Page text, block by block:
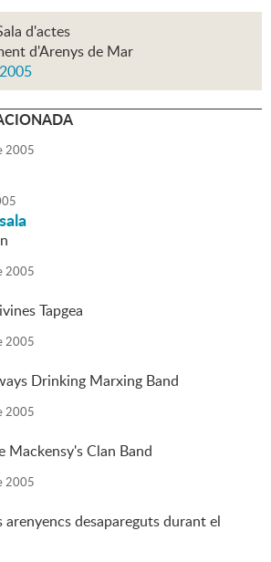
d'actes
d'Arenys de Mar
2005
2005
Tapgea
2005
Drinking Marxing Band
2005
Mackensy's Clan Band
2005
desapareguts durant el